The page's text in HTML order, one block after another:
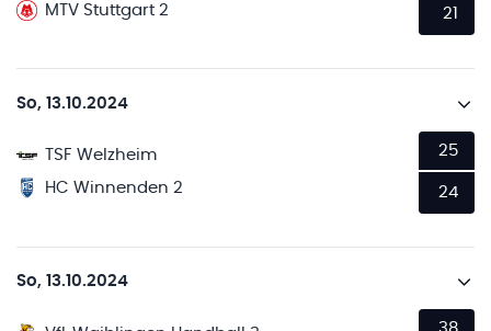
MTV Stuttgart 2
21
So, 13.10.2024
TSF Welzheim
HC Winnenden 2
25
24
So, 13.10.2024